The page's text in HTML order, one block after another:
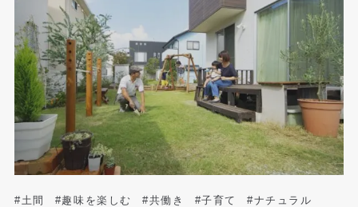
#土間 #趣味を楽しむ #共働き #子育て
#ナチュラル